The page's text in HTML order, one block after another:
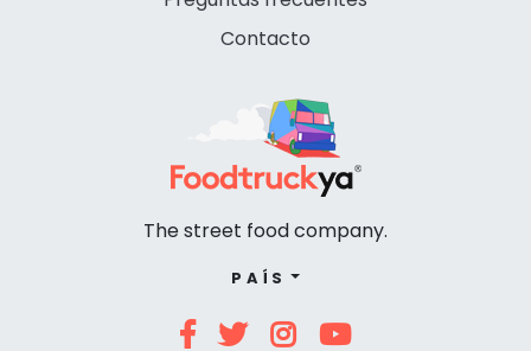
Contacto
The street food company.
PAÍS